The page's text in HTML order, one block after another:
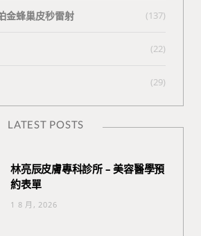
金蜂巢皮秒雷射 (137)
(22)
(29)
LATEST POSTS
林亮辰皮膚專科診所 – 美容醫學預
約表單
1 8 月, 2026